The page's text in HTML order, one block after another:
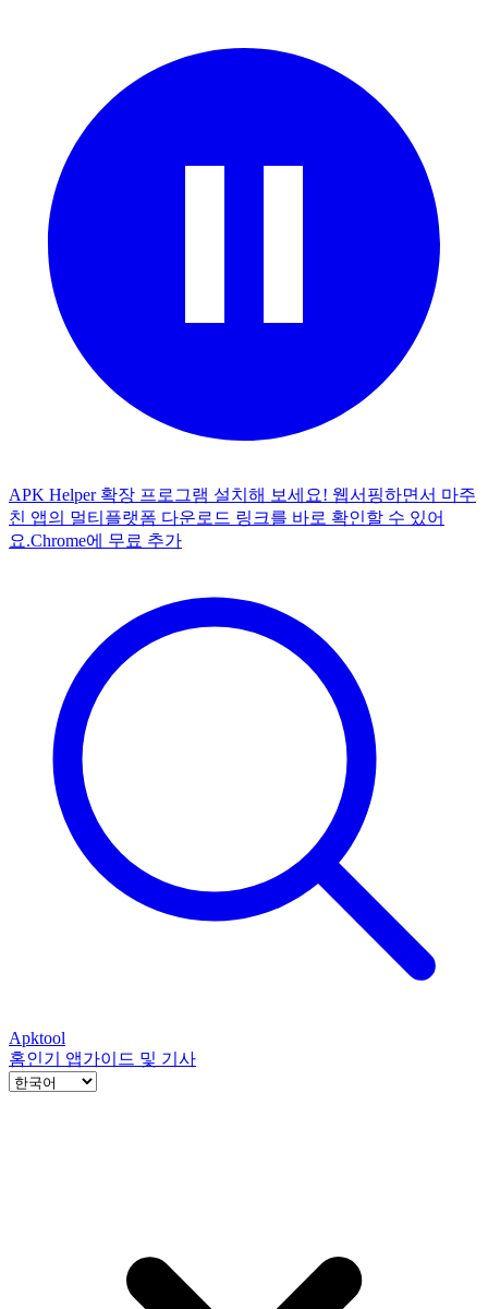
APK Helper 확장 프로그램 설치해 보세요! 웹서핑하면서 마주
친 앱의 멀티플랫폼 다운로드 링크를 바로 확인할 수 있어
요.Chrome에 무료 추가
Apktool
홈인기 앱가이드 및 기사